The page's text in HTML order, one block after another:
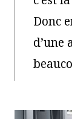
Donc
d’une